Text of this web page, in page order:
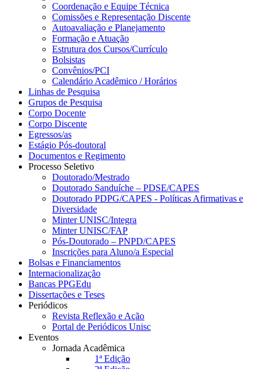
Coordenação e Equipe Técnica
Comissões e Representação Discente
Autoavaliação e Planejamento
Formação e Atuação
Estrutura dos Cursos/Currículo
Bolsistas
Convênios/PCI
Calendário Acadêmico / Horários
Linhas de Pesquisa
Grupos de Pesquisa
Corpo Docente
Corpo Discente
Egressos/as
Estágio Pós-doutoral
Documentos e Regimento
Processo Seletivo
Doutorado/Mestrado
Doutorado Sanduíche – PDSE/CAPES
Doutorado PDPG/CAPES - Políticas Afirmativas e
Diversidade
Minter UNISC/Integra
Minter UNISC/FAP
Pós-Doutorado – PNPD/CAPES
Inscrições para Aluno/a Especial
Bolsas e Financiamentos
Internacionalização
Bancas PPGEdu
Dissertações e Teses
Periódicos
Revista Reflexão e Ação
Portal de Periódicos Unisc
Eventos
Jornada Acadêmica
1ª Edição